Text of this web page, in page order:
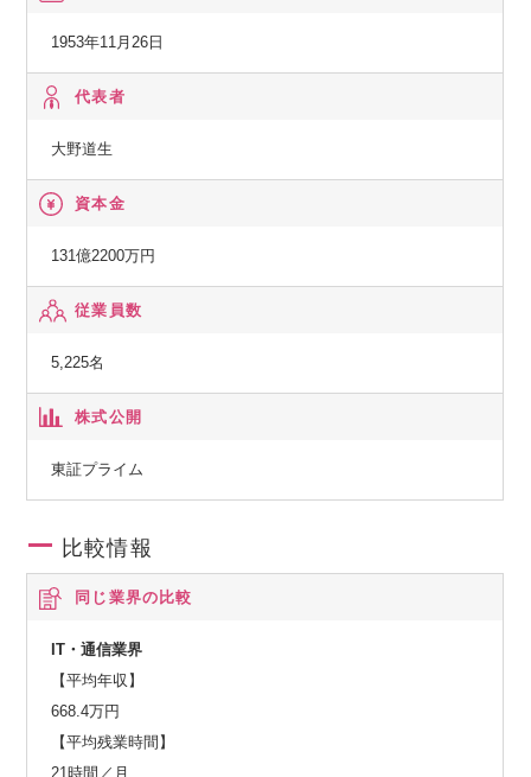
1953年11月26日
代表者
大野道生
資本金
131億2200万円
従業員数
5,225名
株式公開
東証プライム
比較情報
同じ業界の比較
IT・通信業界
【平均年収】
668.4万円
【平均残業時間】
21時間／月